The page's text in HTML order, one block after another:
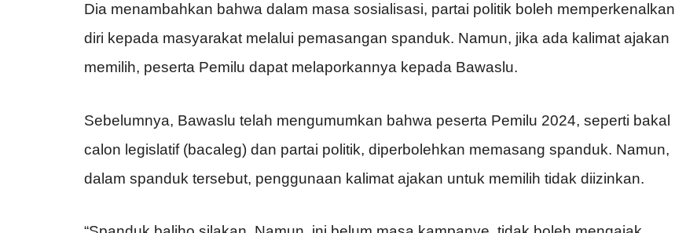
Dia menambahkan bahwa dalam masa sosialisasi, partai politik boleh memperkenalkan
diri kepada masyarakat melalui pemasangan spanduk. Namun, jika ada kalimat ajakan
memilih, peserta Pemilu dapat melaporkannya kepada Bawaslu.
Sebelumnya, Bawaslu telah mengumumkan bahwa peserta Pemilu 2024, seperti bakal
calon legislatif (bacaleg) dan partai politik, diperbolehkan memasang spanduk. Namun,
dalam spanduk tersebut, penggunaan kalimat ajakan untuk memilih tidak diizinkan.